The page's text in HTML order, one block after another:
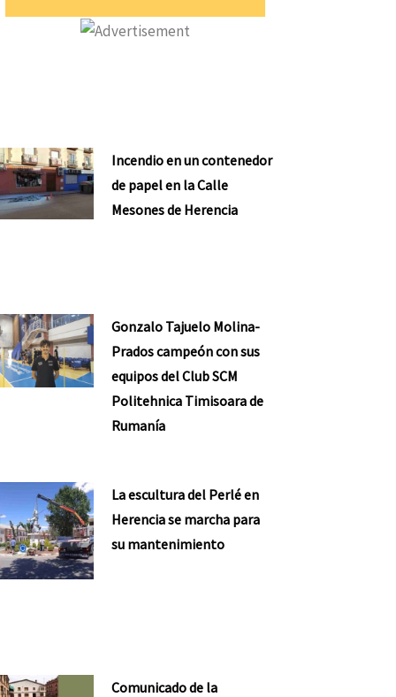
Incendio en un contenedor
de papel en la Calle
Mesones de Herencia
Gonzalo Tajuelo Molina-
Prados campeón con sus
equipos del Club SCM
Politehnica Timisoara de
Rumanía
La escultura del Perlé en
Herencia se marcha para
su mantenimiento
Comunicado de la